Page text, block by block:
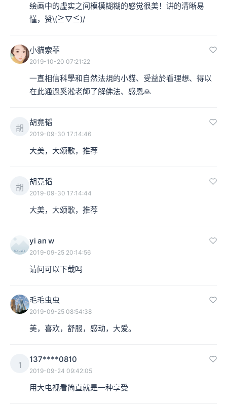
绘画中的虚实之间模模糊糊的感觉很美！讲的清晰易
懂，赞\(≧▽≦)/
小貓索菲
2019-10-20 07:21:22
一直相信科學和自然法規的小貓、受益於看理想、得以
在此通過奚淞老師了解佛法、感恩🙏
胡
胡竟韬
2019-09-30 17:14:46
大美，大颂歌，推荐
胡
胡竟韬
2019-09-30 17:14:44
大美，大颂歌，推荐
yi an w
2019-09-25 20:14:56
请问可以下载吗
毛毛虫虫
2019-09-25 08:54:38
美，喜欢，舒服，感动，大爱。
1
137****0810
2019-09-24 09:42:05
用大电视看简直就是一种享受